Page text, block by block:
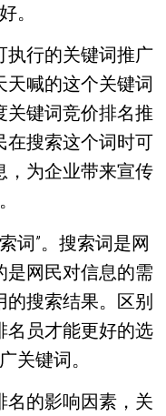
。
执行的关键词推广
天喊的这个关键词
关键词竞价排名推
在搜索这个词时可
，为企业带来宣传
词”。搜索词是网
是网民对信息的需
搜索结果。区别
名员才能更好的选
关键词。
名的影响因素，关